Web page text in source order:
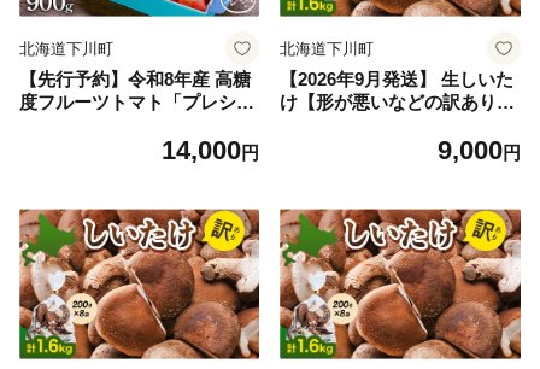
北海道下川町
【先行予約】令和8年産 高糖
度フルーツトマト「プレシャ
マト グルメ 故郷 ふるさと 国
14,000円
北海道下川町
【2026年9月発送】 生しいた
け【形が悪いなどの訳あり
9,000円